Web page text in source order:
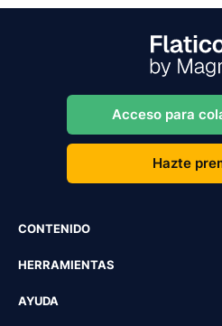
Acceso para
Hazte
CONTENIDO
HERRAMIENTAS
AYUDA